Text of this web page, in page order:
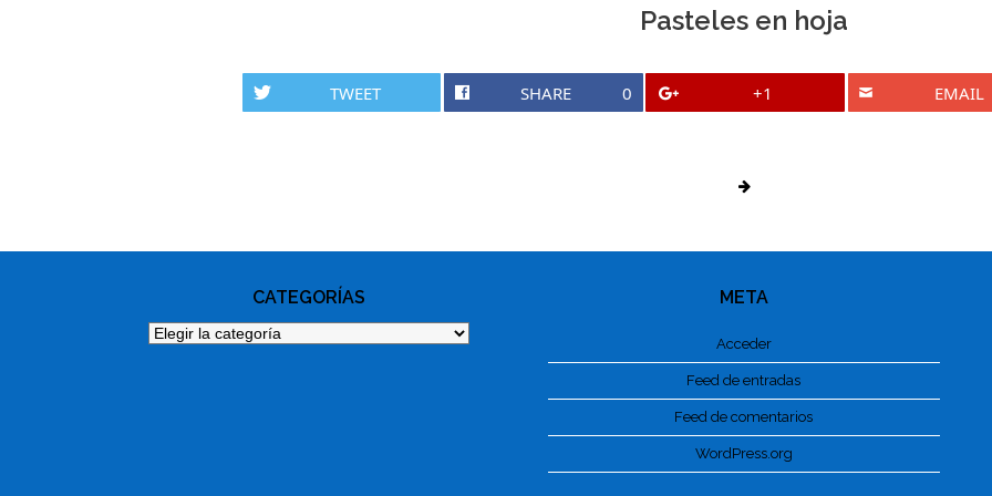
Pasteles en hoja
TWEET SHARE 0 +1 EMAIL
CATEGORÍAS
Categorías
META
Acceder
Feed de entradas
Feed de comentarios
WordPress.org